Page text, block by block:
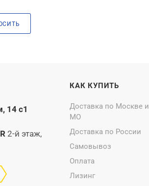
14 с1
2-й этаж,
КАК КУПИТЬ
Доставка по Москве и
МО
Доставка по России
Самовывоз
Оплата
Лизинг